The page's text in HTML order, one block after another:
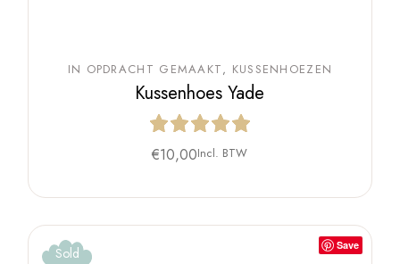
IN OPDRACHT GEMAAKT KUSSENHOEZEN
Kussenhoes Yade
€10,00Incl. BTW
Save
Sold